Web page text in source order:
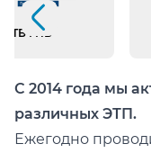
ЭТБ ГПБ
Предыдущий
С 2014 года мы
различных ЭТП.
Ежегодно